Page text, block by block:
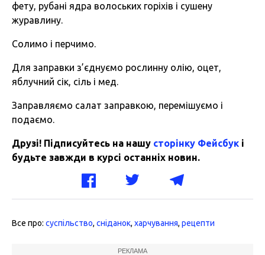
фету, рубані ядра волоських горіхів і сушену
журавлину.
Солимо і перчимо.
Для заправки з’єднуємо рослинну олію, оцет,
яблучний сік, сіль і мед.
Заправляємо салат заправкою, перемішуємо і
подаємо.
Друзі! Підписуйтесь на нашу сторінку Фейсбук і
будьте завжди в курсі останніх новин.
Все про: суспільство, сніданок, харчування, рецепти
РЕКЛАМА